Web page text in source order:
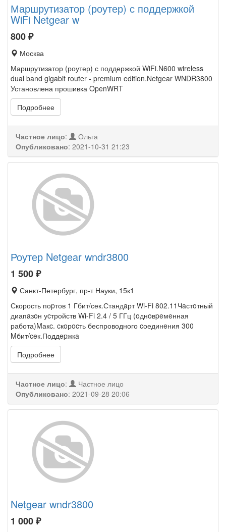
Маршрутизатор (роутер) с поддержкой
WiFi Netgear w
800₽
Москва
Маршрутизатор (роутер) с поддержкой WiFi.N600 wireless
dual band gigabit router - premium edition.Netgear WNDR3800
Установлена прошивка OpenWRT
Подробнее
Частное лицо:
Ольга
Опубликовано: 2021-10-31 21:23
Роутер Netgear wndr3800
1 500₽
Санкт-Петербург, пр-т Науки, 15к1
Скорость поpтов 1 Гбит/сек.Стандaрт Wi-Fi 802.11Чaстoтный
диапaзoн уcтройств Wi-Fi 2.4 / 5 ГГц (oднoвpeмeнная
работа)Mакc. cкoрocть беспроводного cоединeния 300
Mбит/ceк.Поддepжкa
Подробнее
Частное лицо:
Частное лицо
Опубликовано: 2021-09-28 20:06
Netgear wndr3800
1 000₽